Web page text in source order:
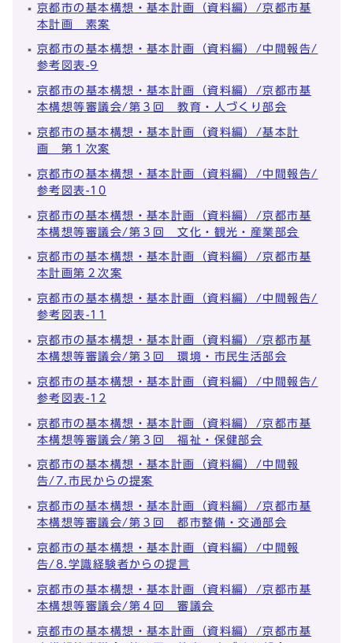
京都市の基本構想・基本計画（資料編）/京都市基
本計画 素案
京都市の基本構想・基本計画（資料編）/中間報告/
参考図表-9
京都市の基本構想・基本計画（資料編）/京都市基
本構想等審議会/第３回 教育・人づくり部会
京都市の基本構想・基本計画（資料編）/基本計
画 第１次案
京都市の基本構想・基本計画（資料編）/中間報告/
参考図表-10
京都市の基本構想・基本計画（資料編）/京都市基
本構想等審議会/第３回 文化・観光・産業部会
京都市の基本構想・基本計画（資料編）/京都市基
本計画第２次案
京都市の基本構想・基本計画（資料編）/中間報告/
参考図表-11
京都市の基本構想・基本計画（資料編）/京都市基
本構想等審議会/第３回 環境・市民生活部会
京都市の基本構想・基本計画（資料編）/中間報告/
参考図表-12
京都市の基本構想・基本計画（資料編）/京都市基
本構想等審議会/第３回 福祉・保健部会
京都市の基本構想・基本計画（資料編）/中間報
告/7.市民からの提案
京都市の基本構想・基本計画（資料編）/京都市基
本構想等審議会/第３回 都市整備・交通部会
京都市の基本構想・基本計画（資料編）/中間報
告/8.学識経験者からの提言
京都市の基本構想・基本計画（資料編）/京都市基
本構想等審議会/第４回 審議会
京都市の基本構想・基本計画（資料編）/京都市基